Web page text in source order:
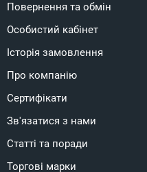
Повернення та обмін
Особистий кабінет
Історія замовлення
Про компанію
Сертифікати
Зв'язатися з нами
Статті та поради
Торгові марки